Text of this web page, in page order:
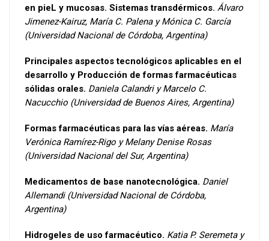
en pieL y mucosas. Sistemas transdérmicos. Álvaro
Jimenez-Kairuz, María C. Palena y Mónica C. García
(Universidad Nacional de Córdoba, Argentina)
Principales aspectos tecnológicos aplicables en el
desarrollo y Producción de formas farmacéuticas
sólidas orales. Daniela Calandri y Marcelo C.
Nacucchio (Universidad de Buenos Aires, Argentina)
Formas farmacéuticas para las vías aéreas. María
Verónica Ramírez-Rigo y Melany Denise Rosas
(Universidad Nacional del Sur, Argentina)
Medicamentos de base nanotecnológica. Daniel
Allemandi (Universidad Nacional de Córdoba,
Argentina)
Hidrogeles de uso farmacéutico. Katia P. Seremeta y